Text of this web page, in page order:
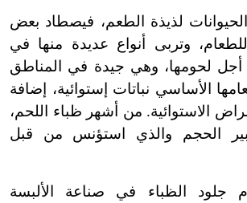
لذيذة الطعم، فيصطاد بعض
للطعام، وتربى أنواع عديدة منها في
لحومها، وهي جيدة في المناطق
الأساسي نباتات إستوائية، إضافة
الاستوائية. من أشهر ظباء اللحم،
الحجم والذي استؤنس من قبل
جلود الظباء في صناعة الألبسة